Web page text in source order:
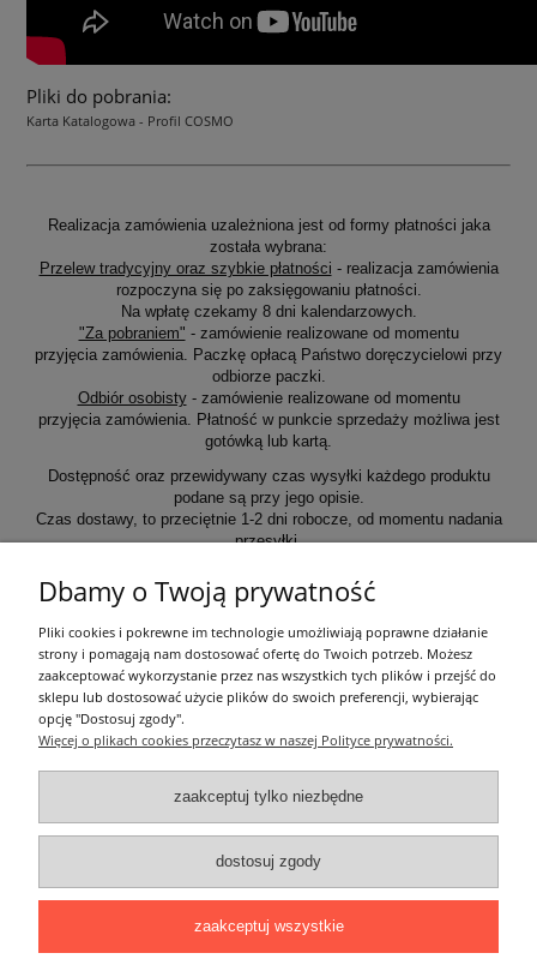
Pliki do pobrania:
Karta Katalogowa - Profil COSMO
Realizacja zamówienia uzależniona jest od formy płatności jaka
została wybrana:
Przelew tradycyjny oraz szybkie płatności - realizacja zamówienia
rozpoczyna się po zaksięgowaniu płatności.
Na wpłatę czekamy 8 dni kalendarzowych.
"Za pobraniem" - zamówienie realizowane od momentu
przyjęcia zamówienia. Paczkę opłacą Państwo doręczycielowi przy
odbiorze paczki.
Odbiór osobisty- zamówienie realizowane od momentu
przyjęcia zamówienia. Płatność w punkcie sprzedaży możliwa jest
gotówką lub kartą.
Dostępność oraz przewidywany czas wysyłki każdego produktu
podane są przy jego opisie.
Czas dostawy, to przeciętnie 1-2 dni robocze, od momentu nadania
przesyłki.
Informacje ogólne
Zakupy
Moje konto
Pozostałe
Łatwy dojazd z Sopotu, Gdańska i Gdyni - przekonaj się i kup również na
miejscu!
ONELED, ul. Kasprowicza 4, 83-000 Pruszcz Gdański
e-mail: biuro@oneled.pl | tel.: 511-711-113 | tel.: 511-115-157 | tel.: 511-711-
Dbamy o Twoją prywatność
Pliki cookies i pokrewne im technologie umożliwiają poprawne działanie
strony i pomagają nam dostosować ofertę do Twoich potrzeb. Możesz
zaakceptować wykorzystanie przez nas wszystkich tych plików i przejść do
sklepu lub dostosować użycie plików do swoich preferencji, wybierając
opcję "Dostosuj zgody".
Więcej o plikach cookies przeczytasz w naszej Polityce prywatności.
zaakceptuj tylko niezbędne
dostosuj zgody
zaakceptuj wszystkie